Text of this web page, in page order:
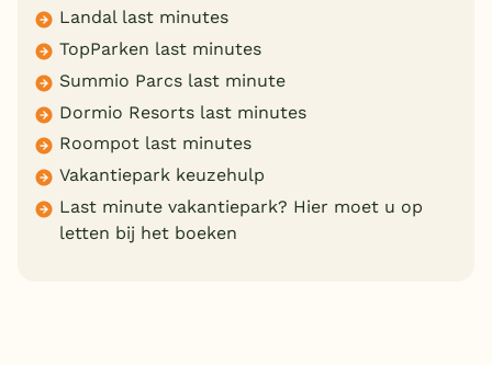
Landal last minutes
TopParken last minutes
Summio Parcs last minute
Dormio Resorts last minutes
Roompot last minutes
Vakantiepark keuzehulp
Last minute vakantiepark? Hier moet u op
letten bij het boeken